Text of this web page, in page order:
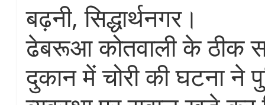
बढ़नी, सिद्धार्थनगर।
ढेबरूआ कोतवाली के ठीक
दुकान में चोरी की घटना ने